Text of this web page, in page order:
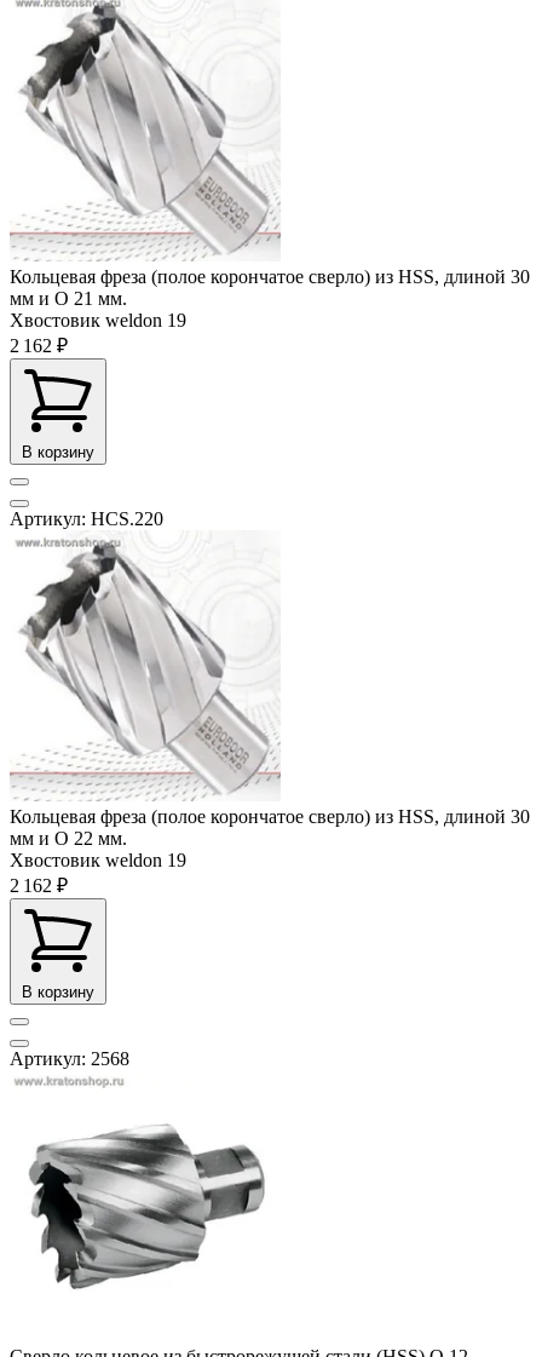
Кольцевая фреза (полое корончатое сверло) из HSS, длиной 30
мм и O 21 мм.
Хвостовик weldon 19
2 162 ₽
В корзину
Артикул: HCS.220
Кольцевая фреза (полое корончатое сверло) из HSS, длиной 30
мм и O 22 мм.
Хвостовик weldon 19
2 162 ₽
В корзину
Артикул: 2568